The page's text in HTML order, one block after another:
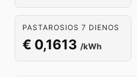
PASTAROSIOS 7 DIENOS
€ 0,1613 /kWh